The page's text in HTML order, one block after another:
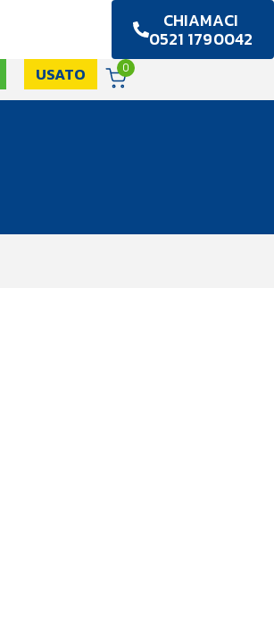
CHIAMACI
0521 1790042
USATO 0